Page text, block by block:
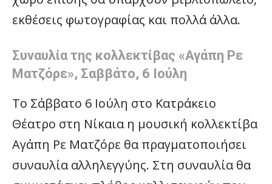
εκθέσεις φωτογραφίας και πολλά άλλα.
Συναυλία της κολλεκτίβας «Αγάπη Ρε
Ματζόρε», Σαββάτο, 6 Ιούλη
Το Σάββατο 6 Ιούλη στο Κατράκειο
Θέατρο στη Νίκαια η μουσική κολλεκτίβα
Αγάπη Ρε Ματζόρε θα πραγματοποιήσει
συναυλία αλληλεγγύης. Στη συναυλία θα